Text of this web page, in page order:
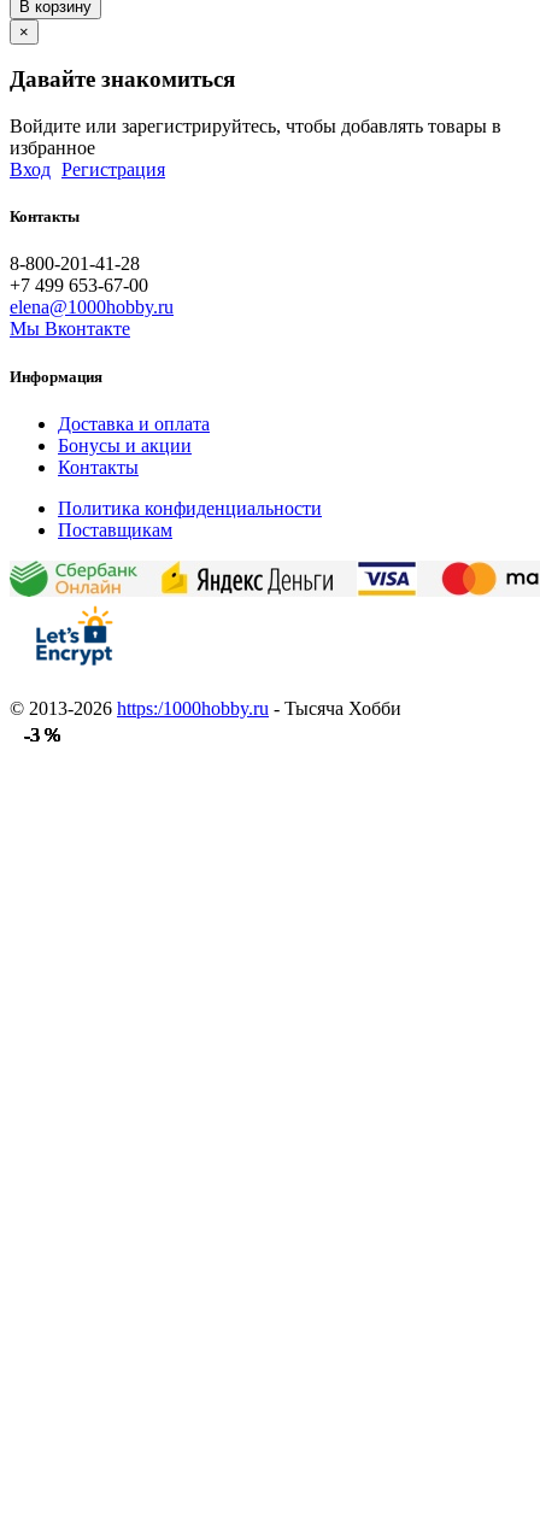
-3 %
-3 %
-3 %
-3 %
-3 %
-3 %
-3 %
-3 %
-3 %
-3 %
-3 %
-3 %
В корзину
×
Давайте знакомиться
Войдите или зарегистрируйтесь, чтобы добавлять товары в
избранное
Вход Регистрация
Контакты
8-800-201-41-28
+7 499 653-67-00
elena@1000hobby.ru
Мы Вконтакте
Информация
Доставка и оплата
Бонусы и акции
Контакты
Политика конфиденциальности
Поставщикам
© 2013-2026 https:/1000hobby.ru - Тысяча Хобби